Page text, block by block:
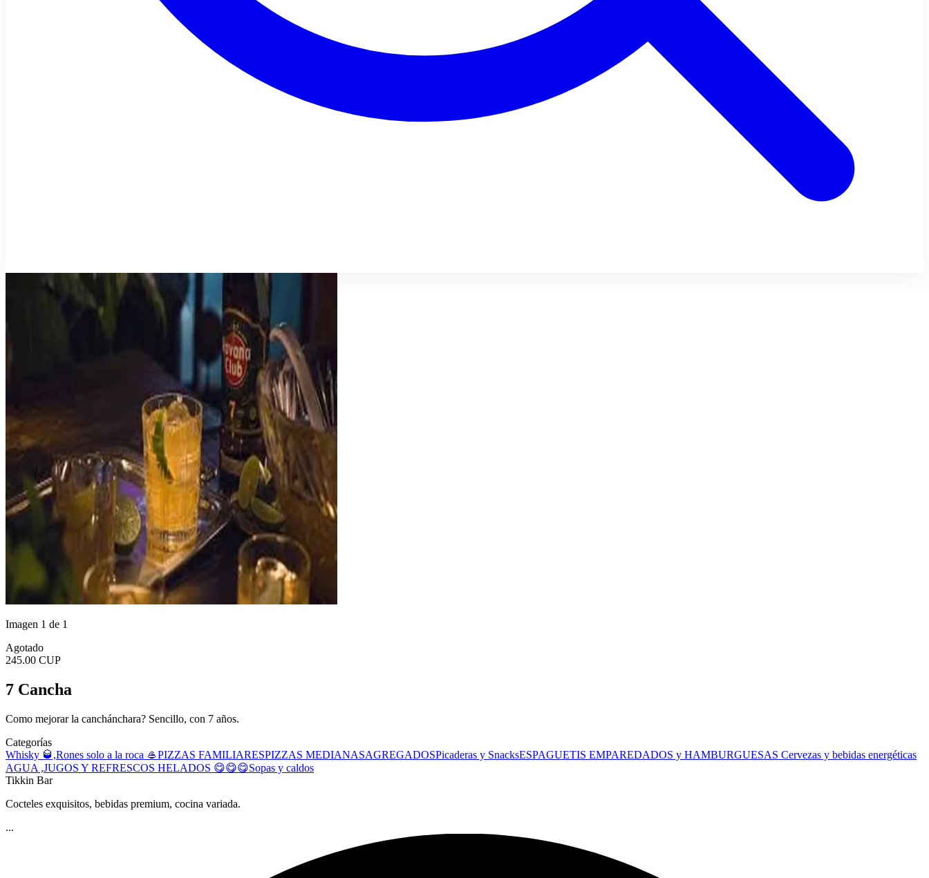
Imagen 1 de 1
Agotado
245.00 CUP
7 Cancha
Como mejorar la canchánchara? Sencillo, con 7 años.
Categorías
Whisky 🥃,Rones solo a la roca 🥌PIZZAS FAMILIARESPIZZAS MEDIANASAGREGADOSPicaderas y SnacksESPAGUETIS EMPAREDADOS y HAMBURGUESAS Cervezas y bebidas energéticas
AGUA ,JUGOS Y REFRESCOS HELADOS 😋😋😋Sopas y caldos
Tikkin Bar
Cocteles exquisitos, bebidas premium, cocina variada.
...